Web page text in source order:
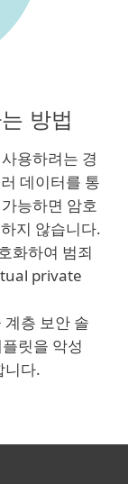
방법
용하려는 경
데이터를 통
능하면 암호
지 않습니다.
화하여 범죄
private
층 보안 솔
릿을 악성
니다.